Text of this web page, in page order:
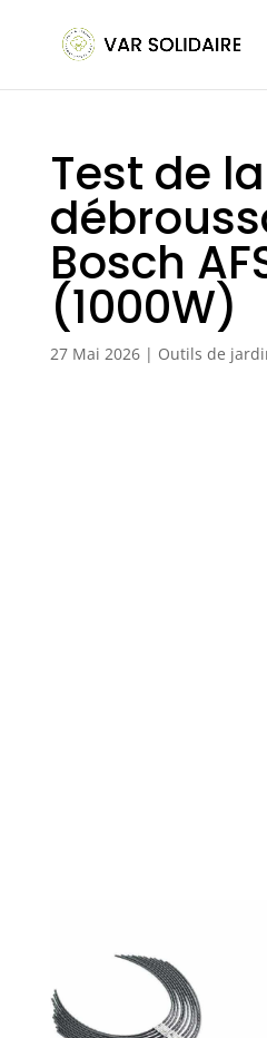
Test de la
Bosch
(1000W)
27 Mai 2026| Outils de